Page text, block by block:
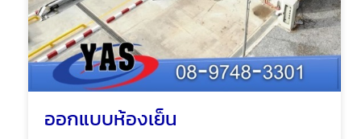
ออกแบบห้องเย็น